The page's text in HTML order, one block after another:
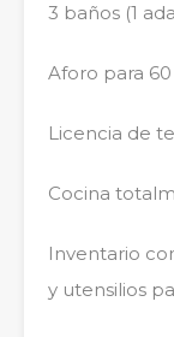
3 baños (1
Aforo para
Licencia de
Cocina
Inventario
y utensilios